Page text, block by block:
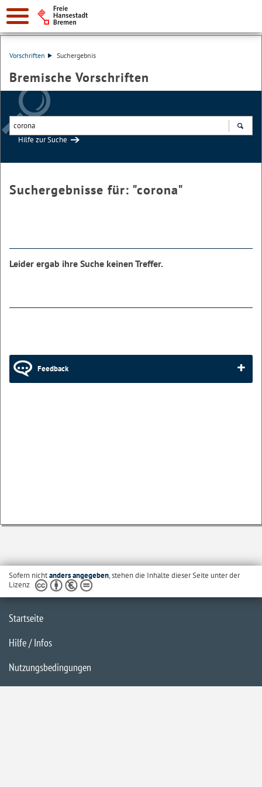
Vorschriften Suchergebnis
Bremische Vorschriften
Hilfe zur Suche
Suchergebnisse für: "corona"
Leider ergab ihre Suche keinen Treffer.
Feedback
Sofern nichtanders angegeben, stehen die Inhalte dieser Seite unter der
Lizenz
Startseite
Hilfe / Infos
Nutzungsbedingungen